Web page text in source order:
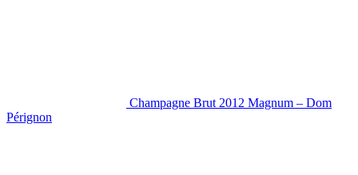
Champagne Brut 2012 Magnum – Dom
Pérignon